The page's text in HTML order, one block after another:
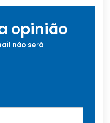
opinião
não será